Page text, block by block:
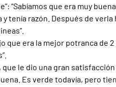
“Sabíamos que era muy
tenía razón. Después de
que era la mejor potranca de
le dio una gran satisfacción
Es verde todavía, pero